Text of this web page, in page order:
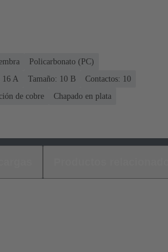
Policarbonato (PC)
‌16 A Tamaño: 10 B
Contactos: 10
de cobre Chapado en plata